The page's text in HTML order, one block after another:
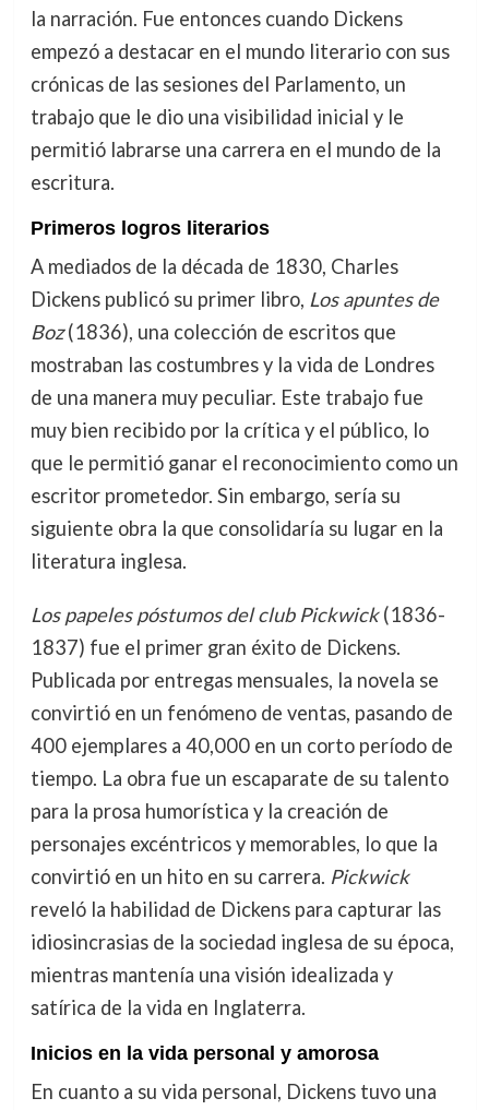
la narración. Fue entonces cuando Dickens
empezó a destacar en el mundo literario con sus
crónicas de las sesiones del Parlamento, un
trabajo que le dio una visibilidad inicial y le
permitió labrarse una carrera en el mundo de la
escritura.
Primeros logros literarios
A mediados de la década de 1830, Charles
Dickens publicó su primer libro, Los apuntes de
Boz(1836), una colección de escritos que
mostraban las costumbres y la vida de Londres
de una manera muy peculiar. Este trabajo fue
muy bien recibido por la crítica y el público, lo
que le permitió ganar el reconocimiento como un
escritor prometedor. Sin embargo, sería su
siguiente obra la que consolidaría su lugar en la
literatura inglesa.
Los papeles póstumos del club Pickwick(1836-
1837) fue el primer gran éxito de Dickens.
Publicada por entregas mensuales, la novela se
convirtió en un fenómeno de ventas, pasando de
400 ejemplares a 40,000 en un corto período de
tiempo. La obra fue un escaparate de su talento
para la prosa humorística y la creación de
personajes excéntricos y memorables, lo que la
convirtió en un hito en su carrera. Pickwick
reveló la habilidad de Dickens para capturar las
idiosincrasias de la sociedad inglesa de su época,
mientras mantenía una visión idealizada y
satírica de la vida en Inglaterra.
Inicios en la vida personal y amorosa
En cuanto a su vida personal, Dickens tuvo una